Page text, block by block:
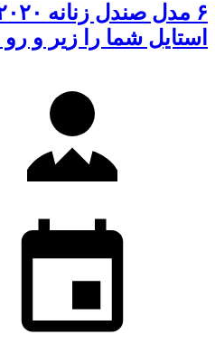
استایل شما را زیر و